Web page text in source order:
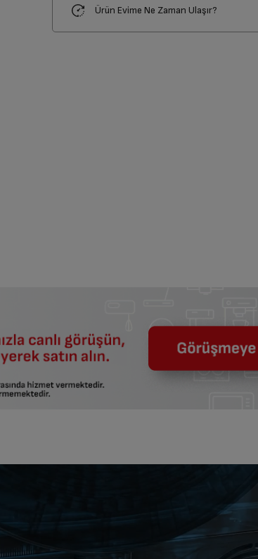
Ürün Evime Ne Zaman Ulaşır?